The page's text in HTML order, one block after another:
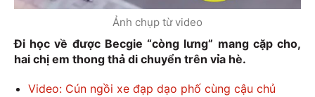
Ảnh chụp từ video
Đi học về được Becgie “còng lưng” mang cặp cho,
hai chị em thong thả di chuyển trên vỉa hè.
Video: Cún ngồi xe đạp dạo phố cùng cậu chủ